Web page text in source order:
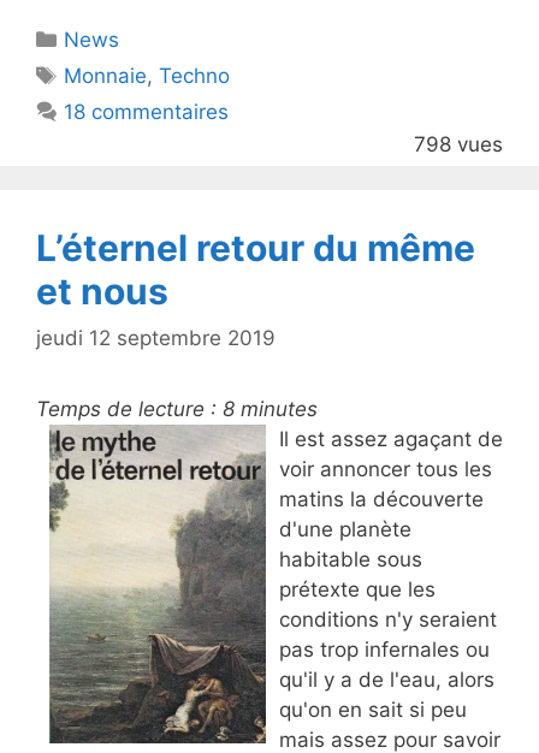
er
b
o
Catégories
News
Étiquettes
Monnaie,Techno
18 commentaires
798 vues
L’éternel retour du même
et nous
jeudi 12 septembre 2019
Temps de lecture : 8 minutes
Il est assez agaçant de
voir annoncer tous les
matins la découverte
d'une planète
habitable sous
prétexte que les
conditions n'y seraient
pas trop infernales ou
qu'il y a de l'eau, alors
qu'on en sait si peu
mais assez pour savoir